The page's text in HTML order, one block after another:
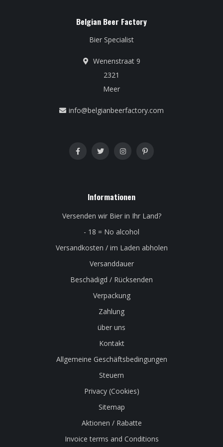
Belgian Beer Factory
Bier Specialist
Wenenstraat 9
2321
Meer
info@belgianbeerfactory.com
Informationen
Versenden wir Bier in Ihr Land?
- 18 = No alcohol
Versandkosten / im Laden abholen
Versanddauer
Beschädigd / Rücksenden
Verpackung
Zahlung
über uns
Kontakt
Allgemeine Geschäftsbedingungen
Steuern
Privacy (Cookies)
Sitemap
Aktionen / Rabatte
Invoice terms and Conditions